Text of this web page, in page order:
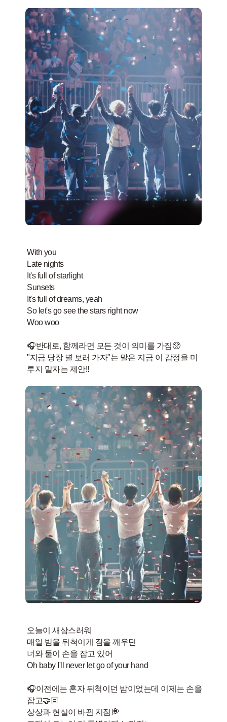
With you
Late nights
It's full of starlight
Sunsets
It's full of dreams, yeah
So let's go see the stars right now
Woo woo
🎧반대로, 함께라면 모든 것이 의미를 가짐🥺
"지금 당장 별 보러 가자"는 말은 지금 이 감정을 미
오늘이 새삼스러워
매일 밤을 뒤척이게 잠을 깨우던
너와 둘이 손을 잡고 있어
Oh baby I'll never let go of your hand
🎧이전에는 혼자 뒤척이던 밤이었는데 이제는 손을
잡고🤝🏻
상상과 현실이 바뀐 지점💭